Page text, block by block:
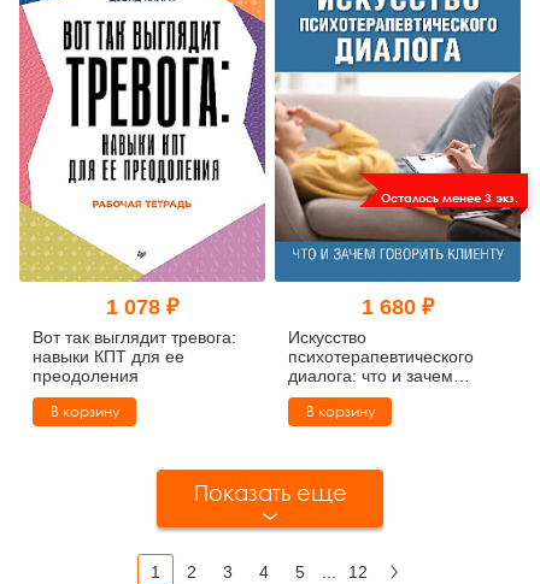
1 078 ₽
Вот так выглядит тревога:
навыки КПТ для ее
преодоления
В корзину
Осталось менее 3 экз.
1 680 ₽
Искусство
психотерапевтического
диалога: что и зачем
говорить клиенту
В корзину
Показать еще
1 2 3 4 5 12